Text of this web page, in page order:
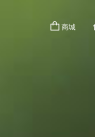
商城